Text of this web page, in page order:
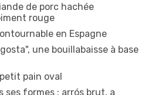
de porc hachée
rouge
en Espagne
une bouillabaisse à base
pain oval
ses formes : arrós brut, a